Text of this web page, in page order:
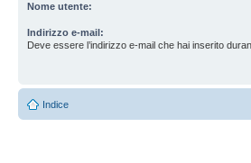
Nome utente:
Indirizzo e-mail:
Deve essere l’indirizzo e-mail che hai inserito
Indice